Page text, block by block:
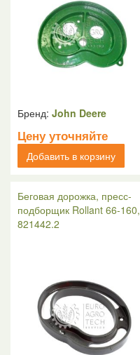
Бренд: John Deere
Цену уточняйте
Добавить в корзину
Беговая дорожка, пресс-
подборщик Rollant 66-160,
821442.2